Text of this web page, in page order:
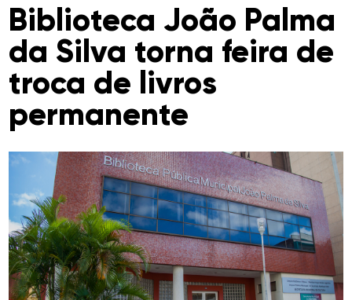
Biblioteca João Palma
da Silva torna feira de
troca de livros
permanente